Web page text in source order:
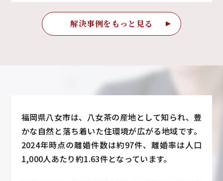
解決事例をもっと見る
福岡県八女市は、八女茶の産地として知られ、豊
かな自然と落ち着いた住環境が広がる地域です。
2024年時点の離婚件数は約97件、離婚率は人口
1,000人あたり約1.63件となっています。